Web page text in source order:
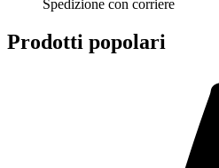
Spedizione con corriere
Prodotti popolari